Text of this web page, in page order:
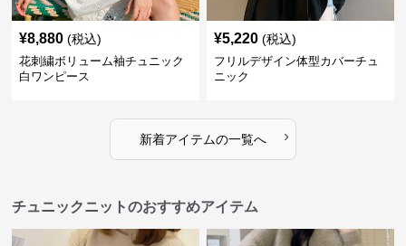
¥8,880 (税込)
花刺繍ボリューム袖チュニック
白ワンピース
¥5,220 (税込)
フリルデザイン体型カバーチュ
ニック
新着アイテムの一覧へ ›
チュニックニットのおすすめアイテム